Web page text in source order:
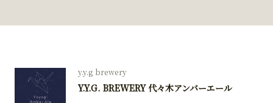
y.y.g brewery
Y.Y.G. BREWERY 代々木アンバーエール